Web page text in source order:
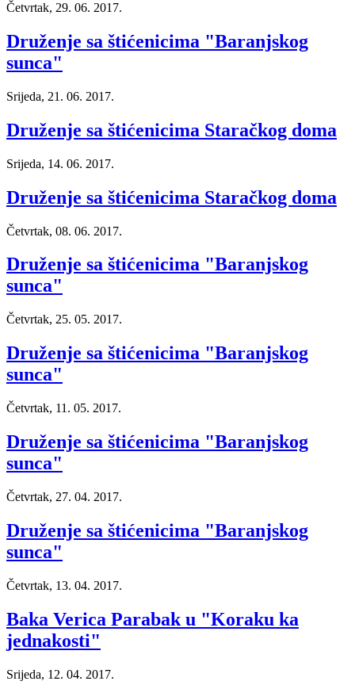
Četvrtak, 29. 06. 2017.
Druženje sa štićenicima "Baranjskog
sunca"
Srijeda, 21. 06. 2017.
Druženje sa štićenicima Staračkog doma
Srijeda, 14. 06. 2017.
Druženje sa štićenicima Staračkog doma
Četvrtak, 08. 06. 2017.
Druženje sa štićenicima "Baranjskog
sunca"
Četvrtak, 25. 05. 2017.
Druženje sa štićenicima "Baranjskog
sunca"
Četvrtak, 11. 05. 2017.
Druženje sa štićenicima "Baranjskog
sunca"
Četvrtak, 27. 04. 2017.
Druženje sa štićenicima "Baranjskog
sunca"
Četvrtak, 13. 04. 2017.
Baka Verica Parabak u "Koraku ka
jednakosti"
Srijeda, 12. 04. 2017.